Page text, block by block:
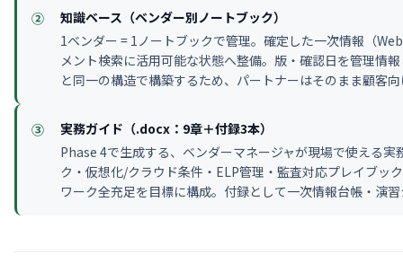
②
知識ベース（ベンダー別ノートブック）
1ベンダー = 1ノートブックで管理。確定した一次情報（
メント検索に活用可能な状態へ整備。版・確認日を管理情
と同一の構造で構築するため、パートナーはそのまま顧客
③
実務ガイド（.docx：9章＋付録3本）
Phase 4で生成する、ベンダーマネージャが現場で使える
ク・仮想化/クラウド条件・ELP管理・監査対応プレイブッ
ワーク全充足を目標に構成。付録として一次情報台帳・演